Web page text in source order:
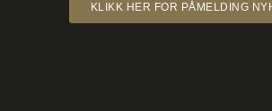
KLIKK HER FOR PÅMELDING